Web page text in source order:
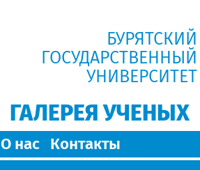
БУРЯТСКИЙ
ГОСУДАРСТВЕННЫЙ
УНИВЕРСИТЕТ
ГАЛЕРЕЯ УЧЕНЫХ
О нас Контакты